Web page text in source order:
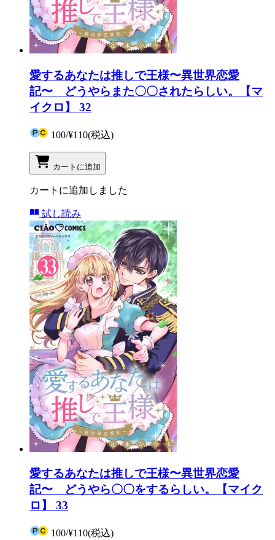
愛するあなたは推しで王様〜異世界恋愛
記〜 どうやらまた〇〇されたらしい。【マ
イクロ】 32
100/¥110(税込)
カートに追加
カートに追加しました
試し読み
愛するあなたは推しで王様〜異世界恋愛
記〜 どうやら〇〇をするらしい。【マイク
ロ】 33
100/¥110(税込)